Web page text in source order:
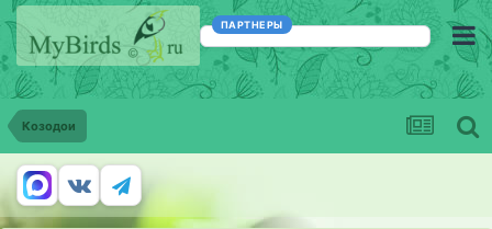
ПАРТНЕРЫ
Козодои